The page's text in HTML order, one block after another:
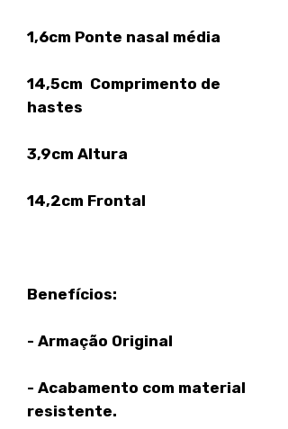
1,6cm Ponte nasal média
14,5cm Comprimento de
hastes
3,9cm Altura
14,2cm Frontal
Benefícios:
- Armação Original
- Acabamento com material
resistente.